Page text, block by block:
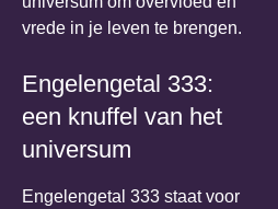
vrede in je leven te brengen.
Engelengetal 333:
een knuffel van het
universum
Engelengetal 333 staat voor